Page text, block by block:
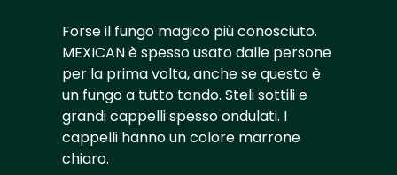
Forse il fungo magico più conosciuto.
MEXICAN è spesso usato dalle persone
per la prima volta, anche se questo è
un fungo a tutto tondo. Steli sottili e
grandi cappelli spesso ondulati. I
cappelli hanno un colore marrone
chiaro.